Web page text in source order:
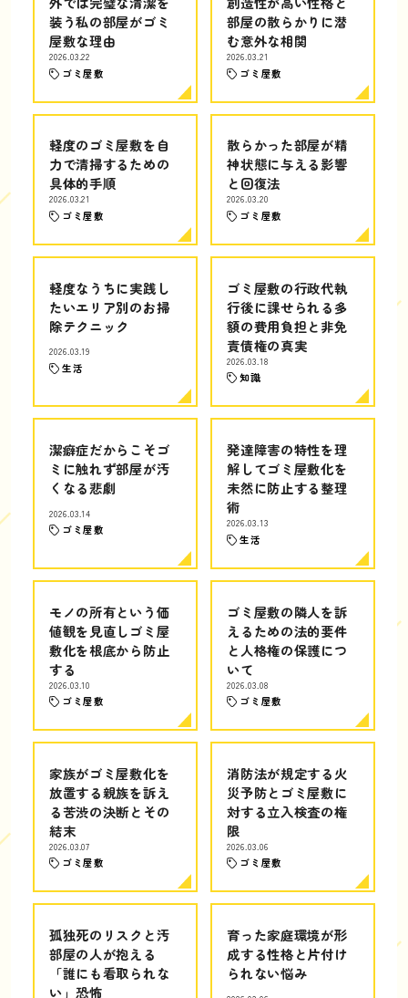
装う私の部屋がゴミ
屋敷な理由
2026.03.22
ゴミ屋敷
部屋の散らかりに潜
む意外な相関
2026.03.21
ゴミ屋敷
軽度のゴミ屋敷を自
力で清掃するための
具体的手順
2026.03.21
ゴミ屋敷
散らかった部屋が精
神状態に与える影響
と回復法
2026.03.20
ゴミ屋敷
軽度なうちに実践し
たいエリア別のお掃
除テクニック
2026.03.19
生活
ゴミ屋敷の行政代執
行後に課せられる多
額の費用負担と非免
責債権の真実
2026.03.18
知識
潔癖症だからこそゴ
ミに触れず部屋が汚
くなる悲劇
2026.03.14
ゴミ屋敷
発達障害の特性を理
解してゴミ屋敷化を
未然に防止する整理
術
2026.03.13
生活
モノの所有という価
値観を見直しゴミ屋
敷化を根底から防止
する
2026.03.10
ゴミ屋敷
ゴミ屋敷の隣人を訴
えるための法的要件
と人格権の保護につ
いて
2026.03.08
ゴミ屋敷
家族がゴミ屋敷化を
放置する親族を訴え
る苦渋の決断とその
結末
2026.03.07
ゴミ屋敷
消防法が規定する火
災予防とゴミ屋敷に
対する立入検査の権
限
2026.03.06
ゴミ屋敷
孤独死のリスクと汚
部屋の人が抱える
「誰にも看取られな
い」恐怖
育った家庭環境が形
成する性格と片付け
られない悩み